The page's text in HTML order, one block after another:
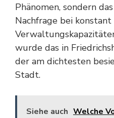
Phänomen, sondern
Nachfrage bei
wurde das in
der am dichtesten
Stadt.
Siehe auch Welche